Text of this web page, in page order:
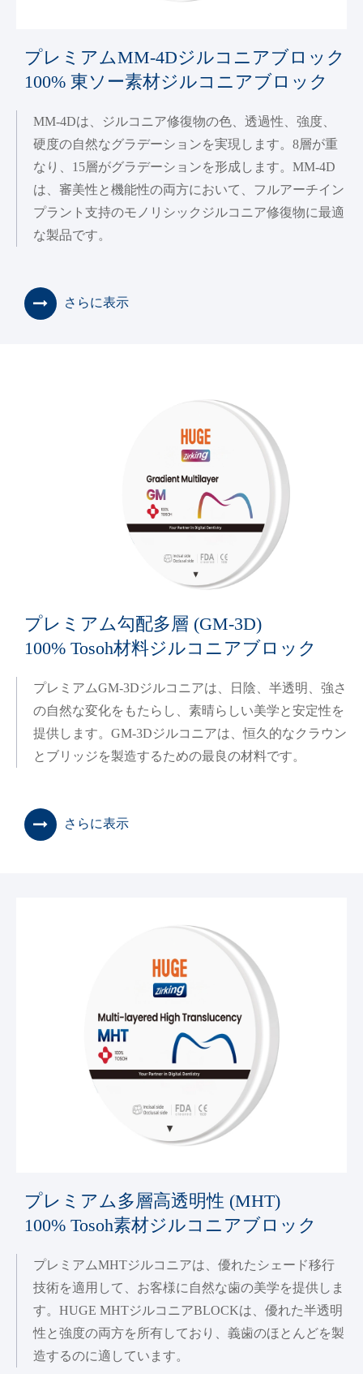
プレミアムMM-4Dジルコニアブロック
100% 東ソー素材ジルコニアブロック
MM-4Dは、ジルコニア修復物の色、透過性、強度、
硬度の自然なグラデーションを実現します。8層が重
なり、15層がグラデーションを形成します。MM-4D
は、審美性と機能性の両方において、フルアーチイン
プラント支持のモノリシックジルコニア修復物に最適
な製品です。
さらに表示
プレミアム勾配多層 (GM-3D)
100% Tosoh材料ジルコニアブロック
プレミアムGM-3Dジルコニアは、日陰、半透明、強さ
の自然な変化をもたらし、素晴らしい美学と安定性を
提供します。GM-3Dジルコニアは、恒久的なクラウン
とブリッジを製造するための最良の材料です。
さらに表示
プレミアム多層高透明性 (MHT)
100% Tosoh素材ジルコニアブロック
プレミアムMHTジルコニアは、優れたシェード移行
技術を適用して、お客様に自然な歯の美学を提供しま
す。HUGE MHTジルコニアBLOCKは、優れた半透明
性と強度の両方を所有しており、義歯のほとんどを製
造するのに適しています。